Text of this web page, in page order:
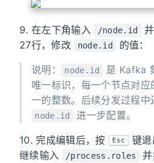
9. 在左下角输入 /node.id
27行，修改
node.id 的值：
说明： node.id
是 Kafka
唯一标识，每一个节点对应
一的整数。后续分发过程中
node.id 进一步配置。
10. 完成编辑后，按 Esc
键退
继续输入
/process.roles